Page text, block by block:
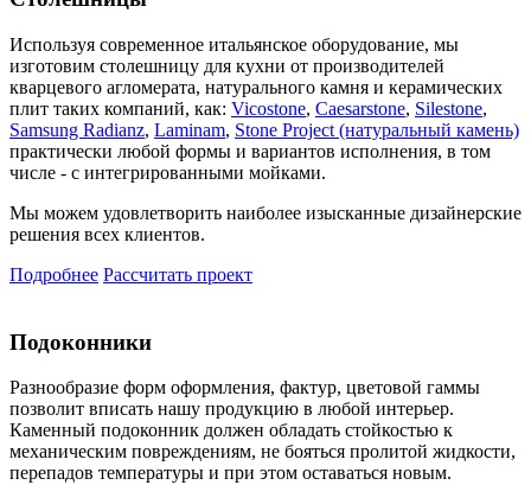
Используя современное итальянское оборудование, мы
изготовим столешницу для кухни от производителей
кварцевого агломерата, натурального камня и керамических
плит таких компаний, как: Vicostone, Caesarstone, Silestone,
Samsung Radianz, Laminam, Stone Project (натуральный камень)
практически любой формы и вариантов исполнения, в том
числе - с интегрированными мойками.
Мы можем удовлетворить наиболее изысканные дизайнерские
решения всех клиентов.
Подробнее Рассчитать проект
Подоконники
Разнообразие форм оформления, фактур, цветовой гаммы
позволит вписать нашу продукцию в любой интерьер.
Каменный подоконник должен обладать стойкостью к
механическим повреждениям, не бояться пролитой жидкости,
перепадов температуры и при этом оставаться новым.